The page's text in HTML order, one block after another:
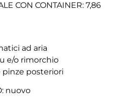
CON CONTAINER: 7,86
ad aria
e/o rimorchio
pinze posteriori
nuovo